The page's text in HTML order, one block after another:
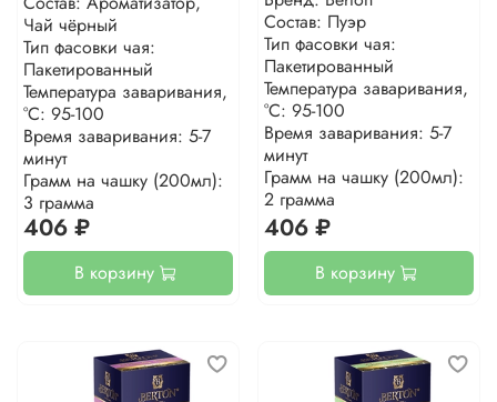
Чай чёрный
Тип фасовки чая:
Пакетированный
Температура заваривания,
°С: 95-100
Время заваривания: 5-7
минут
Грамм на чашку (200мл):
3 грамма
406 ₽
В корзину
Состав: Пуэр
Тип фасовки чая:
Пакетированный
Температура заваривания,
°С: 95-100
Время заваривания: 5-7
минут
Грамм на чашку (200мл):
2 грамма
406 ₽
В корзину